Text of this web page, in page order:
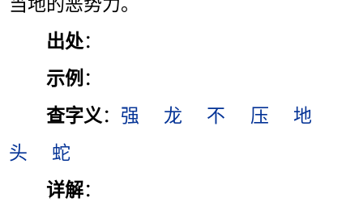
出处：
示例 ：
查字义 ： 强 龙 不 压
地
头
蛇
详解：